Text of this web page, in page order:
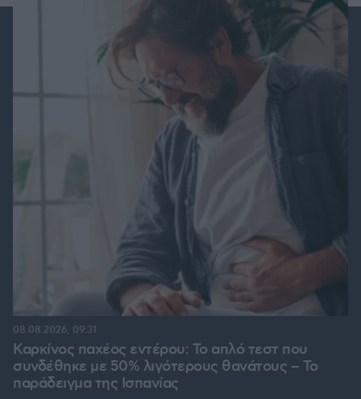
Καρκίνος παχέος εντέρου: Το απλό τεστ που
συνδέθηκε με 50% λιγότερους θανάτους – Το
παράδειγμα της Ισπανίας
08.08.2026, 09:31